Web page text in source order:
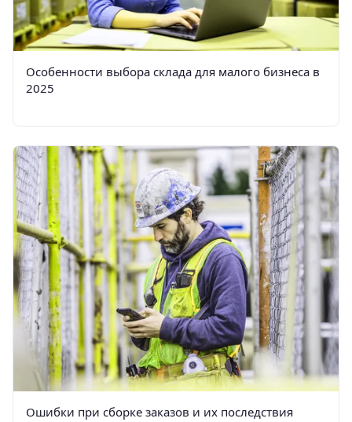
Особенности выбора склада для малого бизнеса в
2025
Ошибки при сборке заказов и их последствия